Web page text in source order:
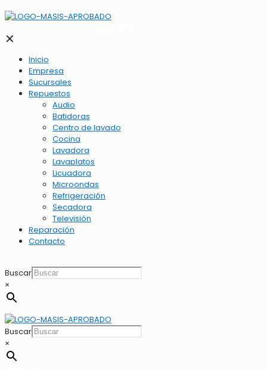
✕
Inicio
Empresa
Sucursales
Repuestos
Audio
Batidoras
Centro de lavado
Cocina
Lavadora
Lavaplatos
Licuadora
Microondas
Refrigeración
Secadora
Televisión
Reparación
Contacto
Buscar
×
Buscar
×